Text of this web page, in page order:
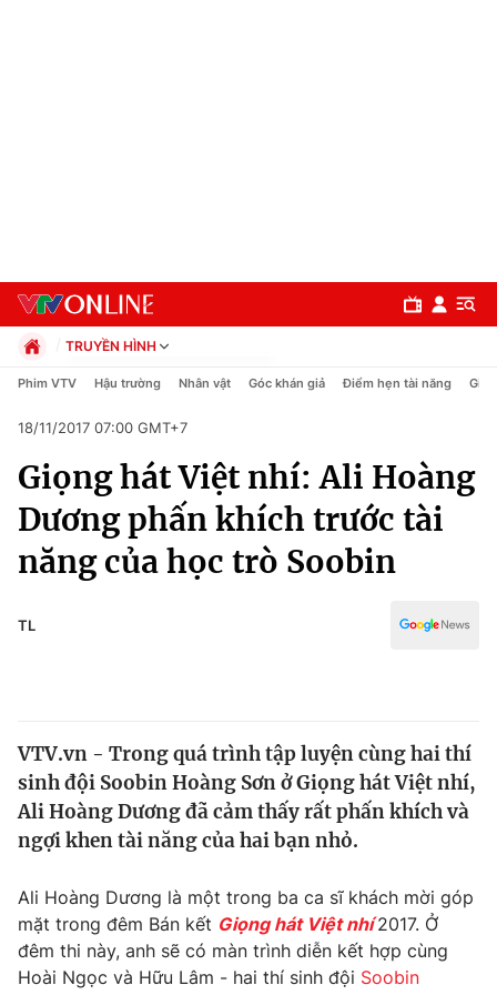
Chuyên mục
Chính trị
Xã hội
Pháp luật
Thế giới
Tin tức
Thế giới đó đây
Câu chuyện quốc tế
Kinh tế
Thị trường
Góc doanh nghiệp
Dữ liệu và đời sống
Truyền hình
TRUYỀN HÌNH
Chính trị
Pháp luật
Kinh tế
Thể thao
Truyền hình
Văn hóa - Giải trí
Y tế
Phim VTV Hậu trường Nhân vật Góc khán giả Điểm hẹn tài năng Giải
18/11/2017 07:00 GMT+7
Giọng hát Việt nhí: Ali Hoàng
Dương phấn khích trước tài
năng của học trò Soobin
TL
VTV.vn - Trong quá trình tập luyện cùng hai thí
sinh đội Soobin Hoàng Sơn ở Giọng hát Việt nhí,
Ali Hoàng Dương đã cảm thấy rất phấn khích và
ngợi khen tài năng của hai bạn nhỏ.
Ali Hoàng Dương là một trong ba ca sĩ khách mời góp
mặt trong đêm Bán kết Giọng hát Việt nhí 2017. Ở
đêm thi này, anh sẽ có màn trình diễn kết hợp cùng
Hoài Ngọc và Hữu Lâm - hai thí sinh đội Soobin